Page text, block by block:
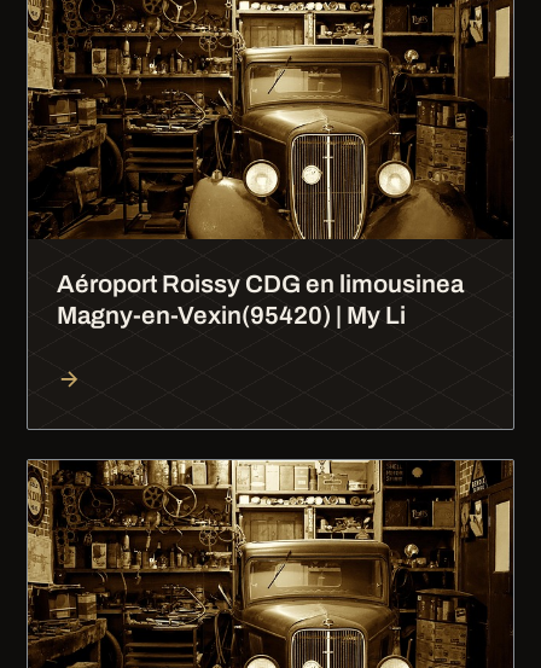
Aéroport Roissy CDG en limousinea
Magny-en-Vexin(95420) | My Li